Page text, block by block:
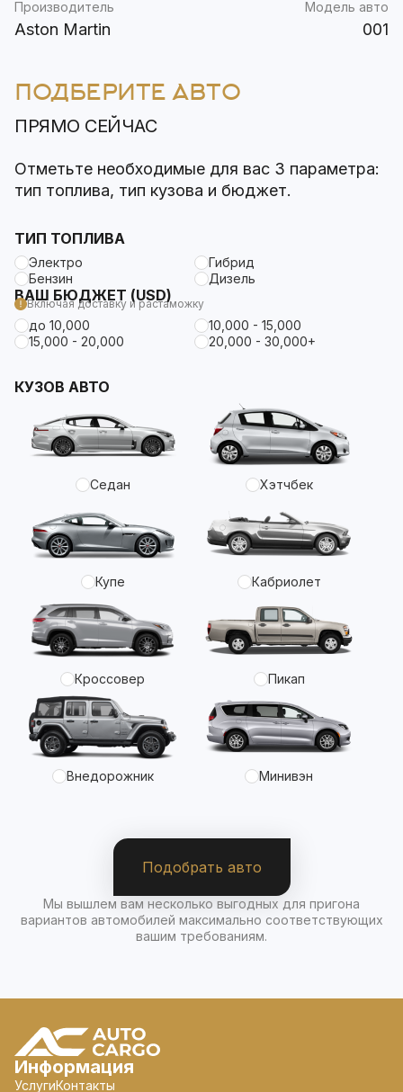
Производитель
Aston Martin
Модель авто
001
ПОДБЕРИТЕ АВТО
ПРЯМО СЕЙЧАС
Отметьте необходимые для вас 3 параметра:
тип топлива, тип кузова и бюджет.
ТИП ТОПЛИВА
Электро
Гибрид
Бензин
Дизель
ВАШ БЮДЖЕТ (USD)
Включая доставку и растаможку
до 10,000
10,000 - 15,000
15,000 - 20,000
20,000 - 30,000+
КУЗОВ АВТО
Седан Хэтчбек
Купе Кабриолет
Кроссовер Пикап
Внедорожник Минивэн
Подобрать авто
Мы вышлем вам несколько выгодных для пригона
вариантов автомобилей максимально соответствующих
вашим требованиям.
Информация
УслугиКонтакты